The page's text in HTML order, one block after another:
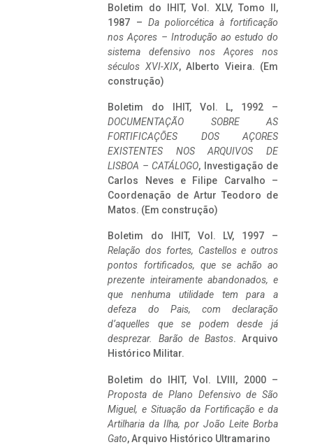
Boletim do IHIT, Vol. XLV, Tomo II,
1987 – Da poliorcética à fortificação
nos Açores – Introdução ao estudo do
sistema defensivo nos Açores nos
séculos XVI-XIX, Alberto Vieira. (Em
construção)
Boletim do IHIT, Vol. L, 1992 –
DOCUMENTAÇÃO SOBRE AS
FORTIFICAÇÕES DOS AÇORES
EXISTENTES NOS ARQUIVOS DE
LISBOA – CATÁLOGO, Investigação de
Carlos Neves e Filipe Carvalho –
Coordenação de Artur Teodoro de
Matos. (Em construção)
Boletim do IHIT, Vol. LV, 1997 –
Relação dos fortes, Castellos e outros
pontos fortificados, que se achão ao
prezente inteiramente abandonados, e
que nenhuma utilidade tem para a
defeza do Pais, com declaração
d’aquelles que se podem desde já
desprezar. Barão de Bastos. Arquivo
Histórico Militar.
Boletim do IHIT, Vol. LVIII, 2000 –
Proposta de Plano Defensivo de São
Miguel, e Situação da Fortificação e da
Artilharia da Ilha, por João Leite Borba
Gato, Arquivo Histórico Ultramarino